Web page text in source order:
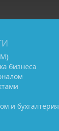
бизнеса
и бухгалтерия